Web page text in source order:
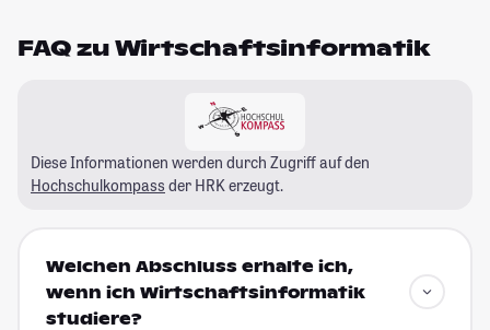
FAQ zu Wirtschaftsinformatik
Diese Informationen werden durch Zugriff auf den
Hochschulkompass der HRK erzeugt.
Welchen Abschluss erhalte ich,
wenn ich Wirtschaftsinformatik
studiere?